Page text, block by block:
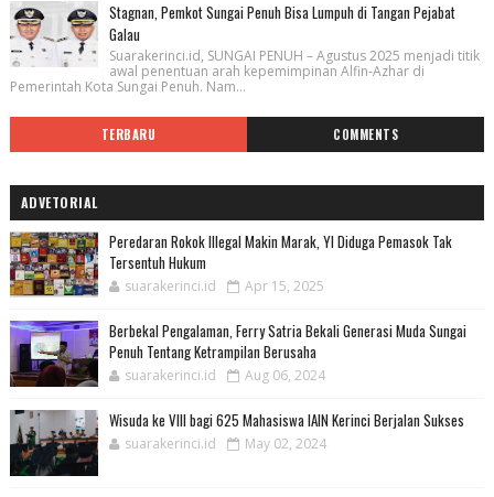
Stagnan, Pemkot Sungai Penuh Bisa Lumpuh di Tangan Pejabat
Galau
Suarakerinci.id, SUNGAI PENUH – Agustus 2025 menjadi titik
awal penentuan arah kepemimpinan Alfin-Azhar di
Pemerintah Kota Sungai Penuh. Nam...
TERBARU COMMENTS
ADVETORIAL
Peredaran Rokok Illegal Makin Marak, YI Diduga Pemasok Tak
Tersentuh Hukum
suarakerinci.id Apr 15, 2025
Berbekal Pengalaman, Ferry Satria Bekali Generasi Muda Sungai
Penuh Tentang Ketrampilan Berusaha
suarakerinci.id Aug 06, 2024
Wisuda ke VIII bagi 625 Mahasiswa IAIN Kerinci Berjalan Sukses
suarakerinci.id May 02, 2024